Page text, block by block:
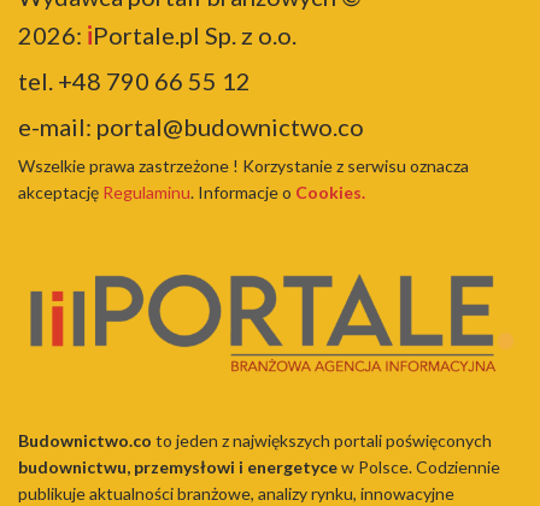
2026: iPortale.pl Sp. z o.o.
tel. +48 790 66 55 12
e-mail: portal@budownictwo.co
Wszelkie prawa zastrzeżone ! Korzystanie z serwisu oznacza
akceptację Regulaminu. Informacje o Cookies.
Budownictwo.co to jeden z największych portali poświęconych
budownictwu, przemysłowi i energetycew Polsce. Codziennie
publikuje aktualności branżowe, analizy rynku, innowacyjne